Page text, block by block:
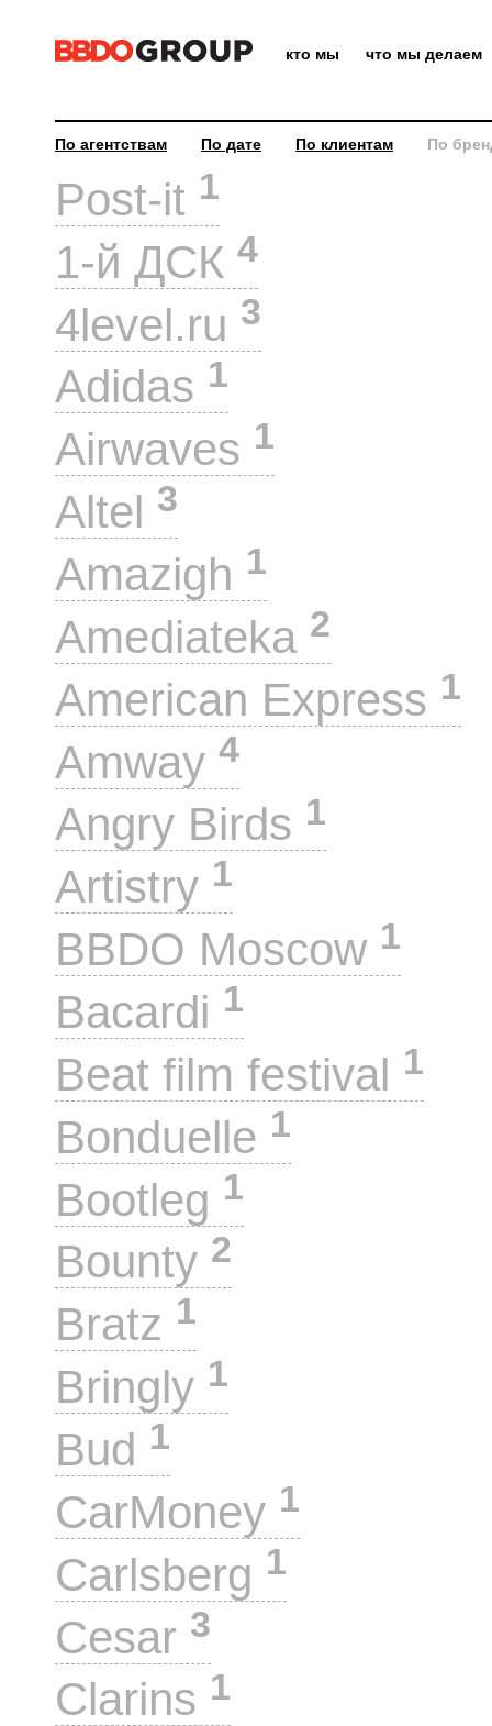
кто мы что мы делаем
По агентствам По дате По клиентам По
Post-it 1
1-й ДСК 4
4level.ru 3
Adidas 1
Airwaves 1
Altel 3
Amazigh 1
Amediateka 2
American Express 1
Amway 4
Angry Birds 1
Artistry 1
BBDO Moscow 1
Bacardi 1
Beat film festival 1
Bonduelle 1
Bootleg 1
Bounty 2
Bratz 1
Bringly 1
Bud 1
CarMoney 1
Carlsberg 1
Cesar 3
Clarins 1